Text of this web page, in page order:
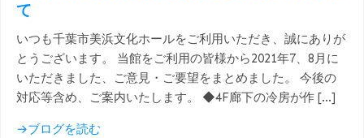
て
いつも千葉市美浜文化ホールをご利用いただき、誠にありが
とうございます。 当館をご利用の皆様から2021年7、8月に
いただきました、ご意見・ご要望をまとめました。 今後の
対応等含め、ご案内いたします。 ◆4F廊下の冷房が作 […]
→ブログを読む